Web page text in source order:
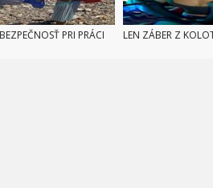
BEZPEČNOSŤ PRI PRÁCI LEN ZÁBER Z